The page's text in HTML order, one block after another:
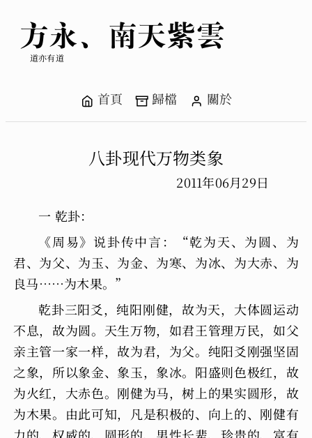
方永、南天紫雲
道亦有道
首頁 歸檔 關於
八卦现代万物类象
2011年06月29日
一 乾卦：
《周易》说卦传中言：“乾为天、为圆、为
君、为父、为玉、为金、为寒、为冰、为大赤、为
良马……为木果。”
乾卦三阳爻，纯阳刚健，故为天，大体圆运动
不息，故为圆。天生万物，如君王管理万民，如父
亲主管一家一样，故为君，为父。纯阳爻刚强坚固
之象，所以象金、象玉，象冰。阳盛则色极红，故
为火红，大赤色。刚健为马，树上的果实圆形，故
为木果。由此可知，凡是积极的、向上的、刚健有